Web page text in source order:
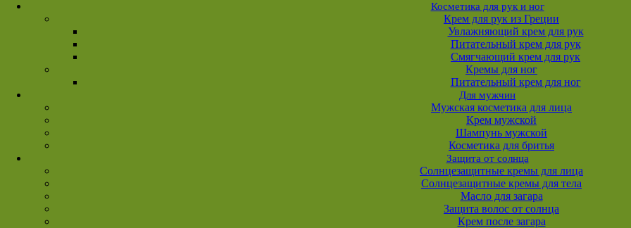
Косметика для рук и ног
Крем для рук из Греции
Увлажняющий крем для рук
Питательный крем для рук
Смягчающий крем для рук
Кремы для ног
Питательный крем для ног
Для мужчин
Мужская косметика для лица
Крем мужской
Шампунь мужской
Косметика для бритья
Защита от солнца
Солнцезащитные кремы для лица
Солнцезащитные кремы для тела
Масло для загара
Защита волос от солнца
Крем после загара